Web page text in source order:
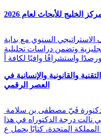
الخليج للأبحاث لعام 2026
السنوي مع بداية
والانجليزية وتضمن دراسات تحليلية
واستشرافًا وافيًا لكافة أ
والقانونية والإنسانية في
العصر الرقمي
نالت درجة الدكتوراه في هذا
المتحدة، كتابًا يحمل ع